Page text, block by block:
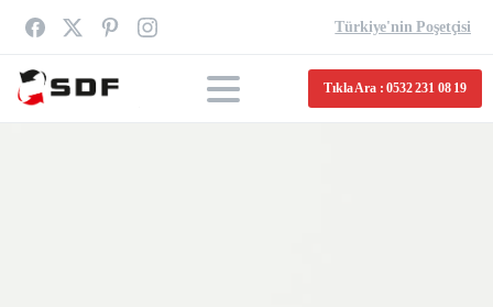
Türkiye'nin Poşetçisi
Tıkla Ara : 0532 231 08 19